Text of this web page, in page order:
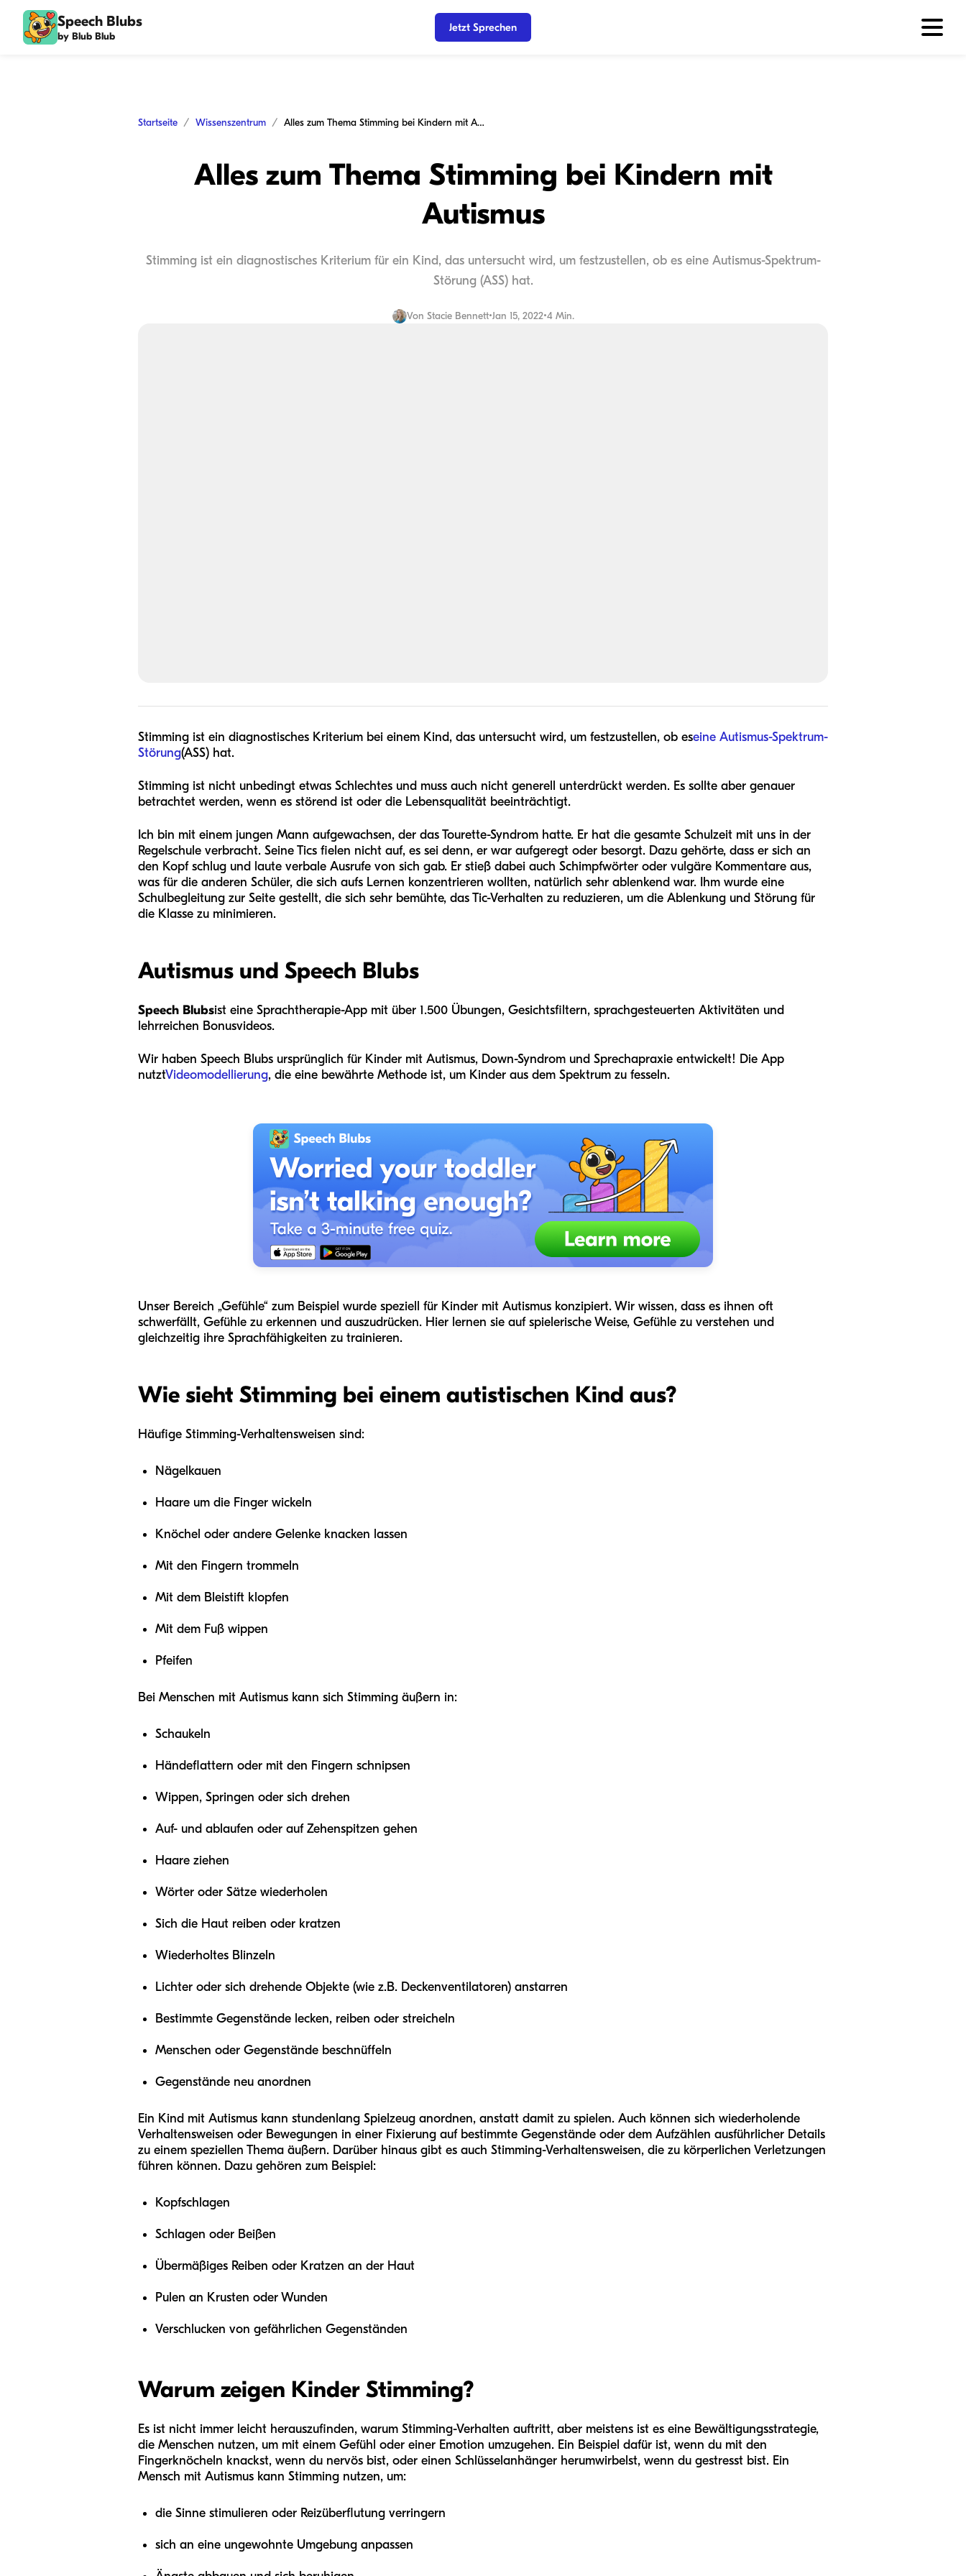
Speech Blubs
by Blub Blub
Jetzt Sprechen
Startseite Wissenszentrum Alles zum Thema Stimming bei Kindern mit Autismus
Alles zum Thema Stimming bei Kindern mit
Autismus
Stimming ist ein diagnostisches Kriterium für ein Kind, das untersucht wird, um festzustellen, ob es eine Autismus-Spektrum-
Störung (ASS) hat.
Von Stacie Bennett•Jan 15, 2022•4 Min.
Stimming ist ein diagnostisches Kriterium bei einem Kind, das untersucht wird, um festzustellen, ob eseine Autismus-Spektrum-
Störung(ASS) hat.
Stimming ist nicht unbedingt etwas Schlechtes und muss auch nicht generell unterdrückt werden. Es sollte aber genauer
betrachtet werden, wenn es störend ist oder die Lebensqualität beeinträchtigt.
Ich bin mit einem jungen Mann aufgewachsen, der das Tourette-Syndrom hatte. Er hat die gesamte Schulzeit mit uns in der
Regelschule verbracht. Seine Tics fielen nicht auf, es sei denn, er war aufgeregt oder besorgt. Dazu gehörte, dass er sich an
den Kopf schlug und laute verbale Ausrufe von sich gab. Er stieß dabei auch Schimpfwörter oder vulgäre Kommentare aus,
was für die anderen Schüler, die sich aufs Lernen konzentrieren wollten, natürlich sehr ablenkend war. Ihm wurde eine
Schulbegleitung zur Seite gestellt, die sich sehr bemühte, das Tic-Verhalten zu reduzieren, um die Ablenkung und Störung für
die Klasse zu minimieren.
Autismus und Speech Blubs
Speech Blubsist eine Sprachtherapie-App mit über 1.500 Übungen, Gesichtsfiltern, sprachgesteuerten Aktivitäten und
lehrreichen Bonusvideos.
Wir haben Speech Blubs ursprünglich für Kinder mit Autismus, Down-Syndrom und Sprechapraxie entwickelt! Die App
nutztVideomodellierung, die eine bewährte Methode ist, um Kinder aus dem Spektrum zu fesseln.
Unser Bereich „Gefühle“ zum Beispiel wurde speziell für Kinder mit Autismus konzipiert. Wir wissen, dass es ihnen oft
schwerfällt, Gefühle zu erkennen und auszudrücken. Hier lernen sie auf spielerische Weise, Gefühle zu verstehen und
gleichzeitig ihre Sprachfähigkeiten zu trainieren.
Wie sieht Stimming bei einem autistischen Kind aus?
Häufige Stimming-Verhaltensweisen sind:
Nägelkauen
Haare um die Finger wickeln
Knöchel oder andere Gelenke knacken lassen
Mit den Fingern trommeln
Mit dem Bleistift klopfen
Mit dem Fuß wippen
Pfeifen
Bei Menschen mit Autismus kann sich Stimming äußern in:
Schaukeln
Händeflattern oder mit den Fingern schnipsen
Wippen, Springen oder sich drehen
Auf- und ablaufen oder auf Zehenspitzen gehen
Haare ziehen
Wörter oder Sätze wiederholen
Sich die Haut reiben oder kratzen
Wiederholtes Blinzeln
Lichter oder sich drehende Objekte (wie z.B. Deckenventilatoren) anstarren
Bestimmte Gegenstände lecken, reiben oder streicheln
Menschen oder Gegenstände beschnüffeln
Gegenstände neu anordnen
Ein Kind mit Autismus kann stundenlang Spielzeug anordnen, anstatt damit zu spielen. Auch können sich wiederholende
Verhaltensweisen oder Bewegungen in einer Fixierung auf bestimmte Gegenstände oder dem Aufzählen ausführlicher Details
zu einem speziellen Thema äußern. Darüber hinaus gibt es auch Stimming-Verhaltensweisen, die zu körperlichen Verletzungen
führen können. Dazu gehören zum Beispiel:
Kopfschlagen
Schlagen oder Beißen
Übermäßiges Reiben oder Kratzen an der Haut
Pulen an Krusten oder Wunden
Verschlucken von gefährlichen Gegenständen
Warum zeigen Kinder Stimming?
Es ist nicht immer leicht herauszufinden, warum Stimming-Verhalten auftritt, aber meistens ist es eine Bewältigungsstrategie,
die Menschen nutzen, um mit einem Gefühl oder einer Emotion umzugehen. Ein Beispiel dafür ist, wenn du mit den
Fingerknöcheln knackst, wenn du nervös bist, oder einen Schlüsselanhänger herumwirbelst, wenn du gestresst bist. Ein
Mensch mit Autismus kann Stimming nutzen, um:
die Sinne stimulieren oder Reizüberflutung verringern
sich an eine ungewohnte Umgebung anpassen